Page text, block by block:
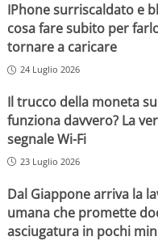
IPhone surriscaldato e
cosa fare subito per
tornare a caricare
24 Luglio 2026
Il trucco della moneta
funziona davvero? La
segnale Wi-Fi
23 Luglio 2026
Dal Giappone arriva la
umana che promette
asciugatura in pochi